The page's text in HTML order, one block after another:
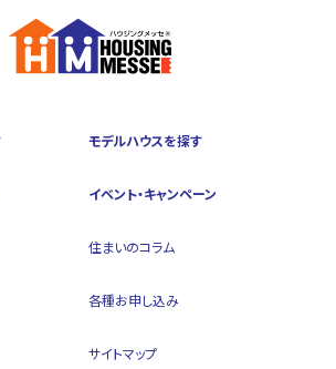
モデルハウスを探す
イベント・キャンペーン
住まいのコラム
各種お申し込み
サイトマップ